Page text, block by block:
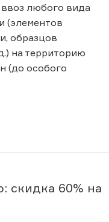
любого вида
(элементов
образцов
на территорию
(до особого
скидка 60% на